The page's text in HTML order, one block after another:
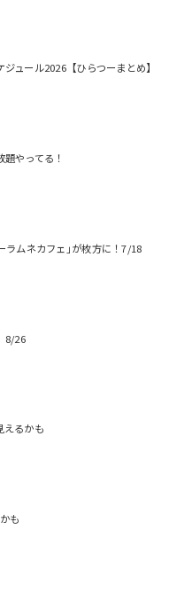
ュール2026【ひらつーまとめ】
やってる！
ラムネカフェ｣が枚方に！7/18
8/26
えるかも
も